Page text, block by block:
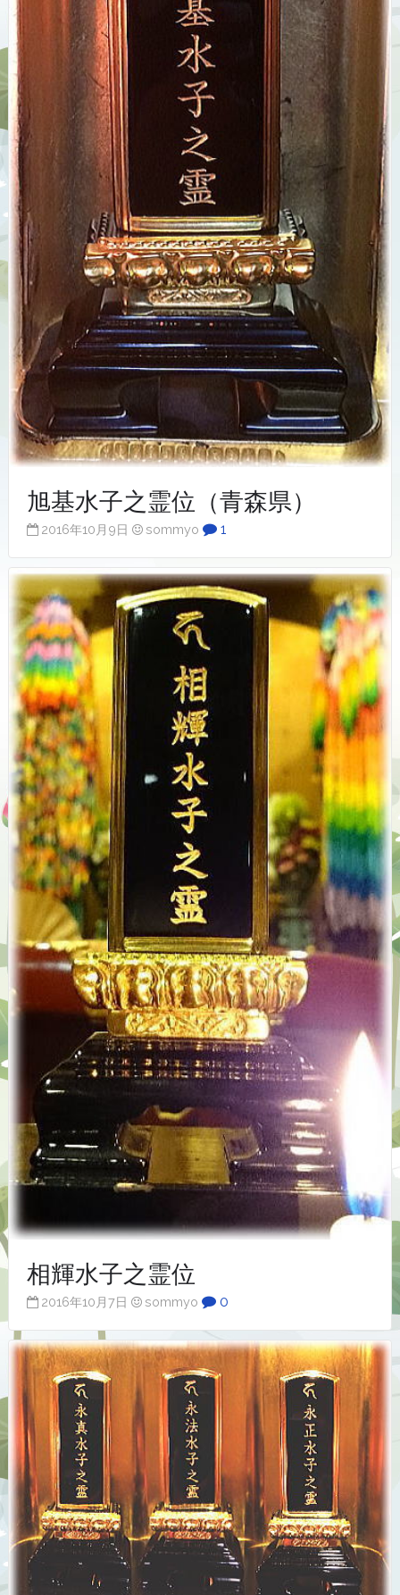
旭基水子之霊位（青森県）
2016年10月9日 sommyo 1
相輝水子之霊位
2016年10月7日 sommyo 0